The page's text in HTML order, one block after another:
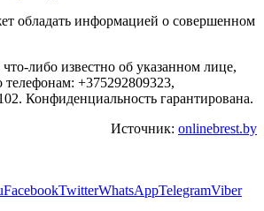
обладать информацией о совершенном
либо известно об указанном лице,
телефонам: +375292809323,
Конфиденциальность гарантирована.
Источник: onlinebrest.by
FacebookTwitterWhatsAppTelegramViber